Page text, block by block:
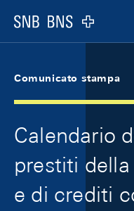
Logo
Comunicato stampa
Calendario
prestiti
e di crediti